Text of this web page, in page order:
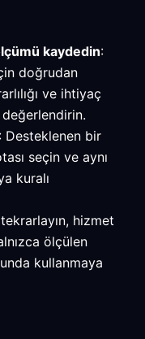
kaydedin:
doğrudan
ve ihtiyaç
değerlendirin.
: Desteklenen bir
seçin ve aynı
kuralı
hizmet
ölçülen
kullanmaya